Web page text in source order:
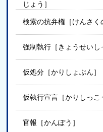
じょう］
検索の抗弁権［けんさく
強制執行［きょうせいし
仮処分［かりしょぶん］
仮執行宣言［かりしっこ
官報［かんぽう］